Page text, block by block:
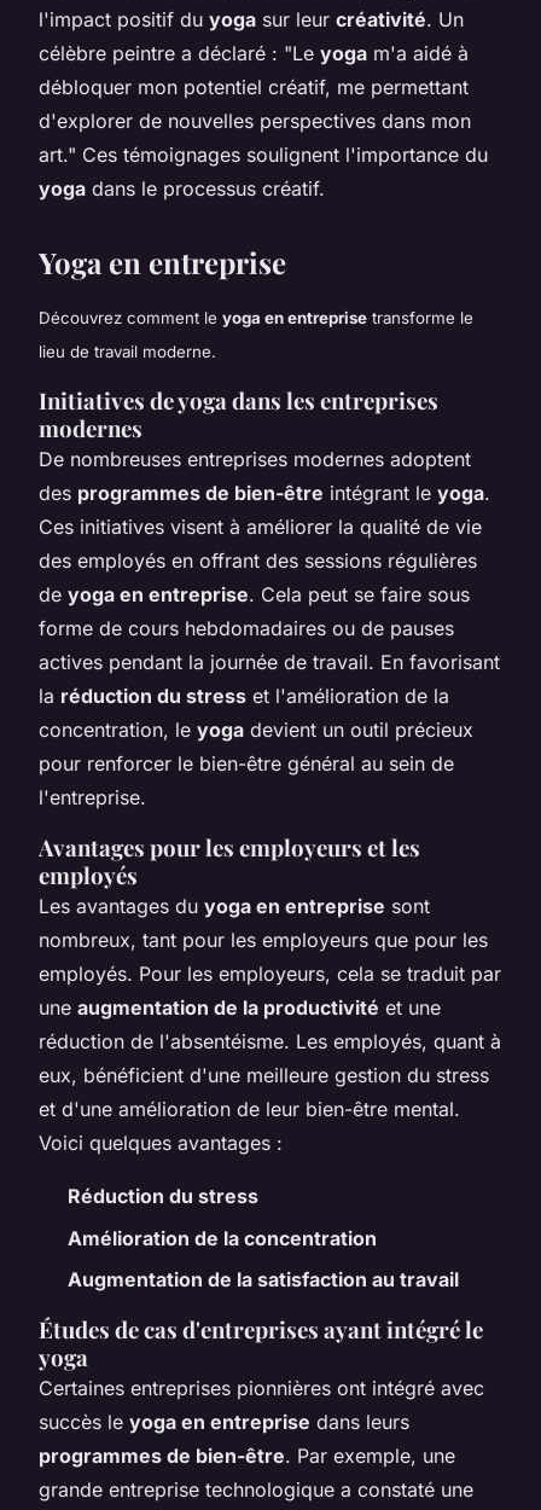
l'impact positif du yoga sur leur créativité. Un
célèbre peintre a déclaré : "Le yoga m'a aidé à
débloquer mon potentiel créatif, me permettant
d'explorer de nouvelles perspectives dans mon
art." Ces témoignages soulignent l'importance du
yoga dans le processus créatif.
Yoga en entreprise
Découvrez comment le yoga en entreprise transforme le
lieu de travail moderne.
Initiatives de yoga dans les entreprises
modernes
De nombreuses entreprises modernes adoptent
des programmes de bien-être intégrant le yoga.
Ces initiatives visent à améliorer la qualité de vie
des employés en offrant des sessions régulières
de yoga en entreprise. Cela peut se faire sous
forme de cours hebdomadaires ou de pauses
actives pendant la journée de travail. En favorisant
la réduction du stress et l'amélioration de la
concentration, le yoga devient un outil précieux
pour renforcer le bien-être général au sein de
l'entreprise.
Avantages pour les employeurs et les
employés
Les avantages du yoga en entreprise sont
nombreux, tant pour les employeurs que pour les
employés. Pour les employeurs, cela se traduit par
une augmentation de la productivité et une
réduction de l'absentéisme. Les employés, quant à
eux, bénéficient d'une meilleure gestion du stress
et d'une amélioration de leur bien-être mental.
Voici quelques avantages :
Réduction du stress
Amélioration de la concentration
Augmentation de la satisfaction au travail
Études de cas d'entreprises ayant intégré le
yoga
Certaines entreprises pionnières ont intégré avec
succès le yoga en entreprise dans leurs
programmes de bien-être. Par exemple, une
grande entreprise technologique a constaté une